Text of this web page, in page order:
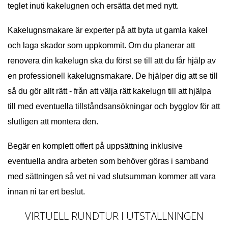
teglet inuti kakelugnen och ersätta det med nytt.
Kakelugnsmakare är experter på att byta ut gamla kakel
och laga skador som uppkommit. Om du planerar att
renovera din kakelugn ska du först se till att du får hjälp av
en professionell kakelugnsmakare. De hjälper dig att se till
så du gör allt rätt - från att välja rätt kakelugn till att hjälpa
till med eventuella tillståndsansökningar och bygglov för att
slutligen att montera den.
Begär en komplett offert på uppsättning inklusive
eventuella andra arbeten som behöver göras i samband
med sättningen så vet ni vad slutsumman kommer att vara
innan ni tar ert beslut.
VIRTUELL RUNDTUR I UTSTÄLLNINGEN